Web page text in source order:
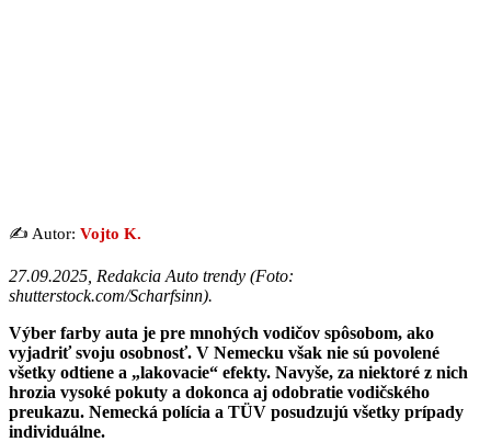
✍️ Autor: Vojto K.
27.09.2025, Redakcia Auto trendy (Foto:
shutterstock.com/Scharfsinn).
Výber farby auta je pre mnohých vodičov spôsobom, ako
vyjadriť svoju osobnosť. V Nemecku však nie sú povolené
všetky odtiene a „lakovacie“ efekty. Navyše, za niektoré z nich
hrozia vysoké pokuty a dokonca aj odobratie vodičského
preukazu. Nemecká polícia a TÜV posudzujú všetky prípady
individuálne.